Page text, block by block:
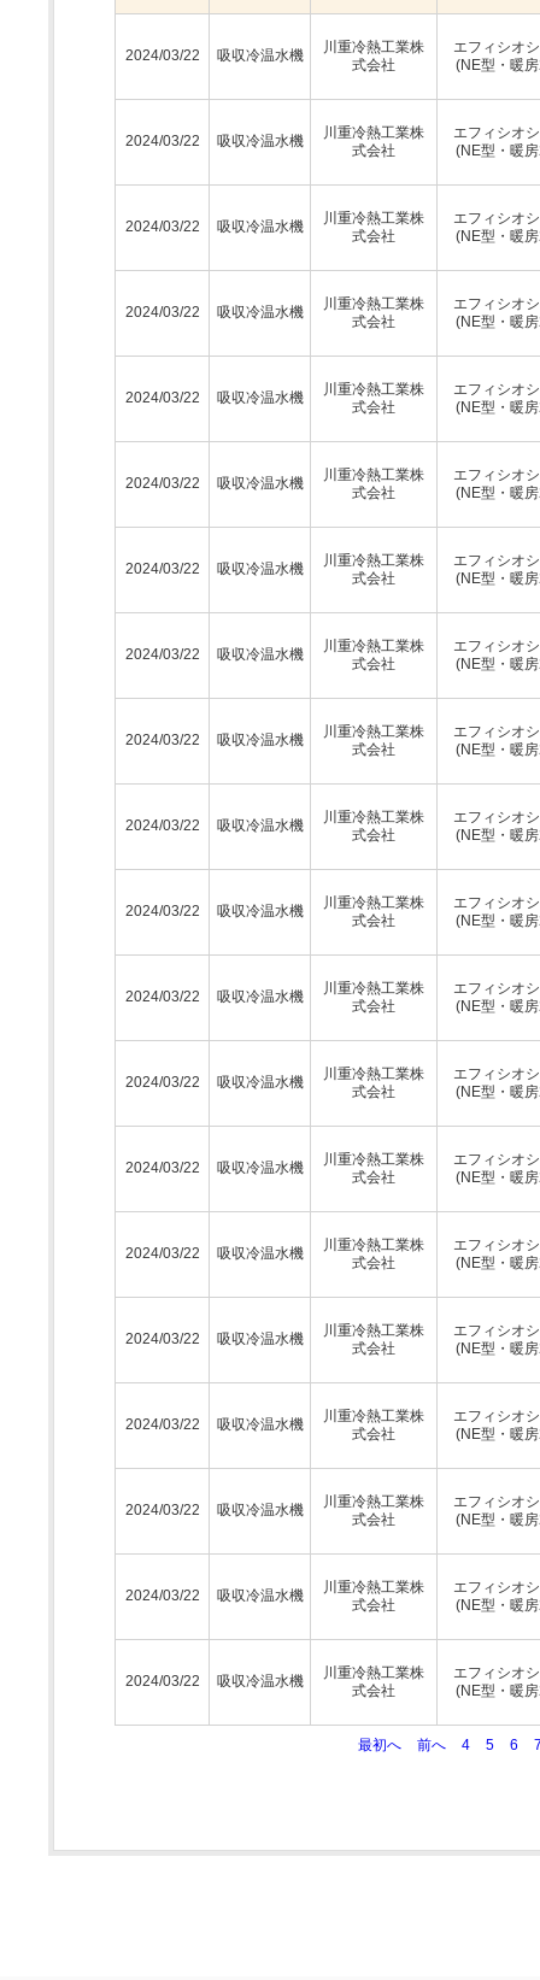
2024/03/22 吸収冷温水機
川重冷熱工業株
式会社
エフィシオ
(NE型・暖
2024/03/22 吸収冷温水機
川重冷熱工業株
式会社
エフィシオ
(NE型・暖
2024/03/22 吸収冷温水機
川重冷熱工業株
式会社
エフィシオ
(NE型・暖
2024/03/22 吸収冷温水機
川重冷熱工業株
式会社
エフィシオ
(NE型・暖
2024/03/22 吸収冷温水機
川重冷熱工業株
式会社
エフィシオ
(NE型・暖
2024/03/22 吸収冷温水機
川重冷熱工業株
式会社
エフィシオ
(NE型・暖
2024/03/22 吸収冷温水機
川重冷熱工業株
式会社
エフィシオ
(NE型・暖
2024/03/22 吸収冷温水機
川重冷熱工業株
式会社
エフィシオ
(NE型・暖
2024/03/22 吸収冷温水機
川重冷熱工業株
式会社
エフィシオ
(NE型・暖
2024/03/22 吸収冷温水機
川重冷熱工業株
式会社
エフィシオ
(NE型・暖
2024/03/22 吸収冷温水機
川重冷熱工業株
式会社
エフィシオ
(NE型・暖
2024/03/22 吸収冷温水機
川重冷熱工業株
式会社
エフィシオ
(NE型・暖
2024/03/22 吸収冷温水機
川重冷熱工業株
式会社
エフィシオ
(NE型・暖
2024/03/22 吸収冷温水機
川重冷熱工業株
式会社
エフィシオ
(NE型・暖
2024/03/22 吸収冷温水機
川重冷熱工業株
式会社
エフィシオ
(NE型・暖
2024/03/22 吸収冷温水機
川重冷熱工業株
式会社
エフィシオ
(NE型・暖
2024/03/22 吸収冷温水機
川重冷熱工業株
式会社
エフィシオ
(NE型・暖
2024/03/22 吸収冷温水機
川重冷熱工業株
式会社
エフィシオ
(NE型・暖
2024/03/22 吸収冷温水機
川重冷熱工業株
式会社
エフィシオ
(NE型・暖
2024/03/22 吸収冷温水機
川重冷熱工業株
式会社
エフィシオ
(NE型・暖
最初へ 前へ 4 5 6